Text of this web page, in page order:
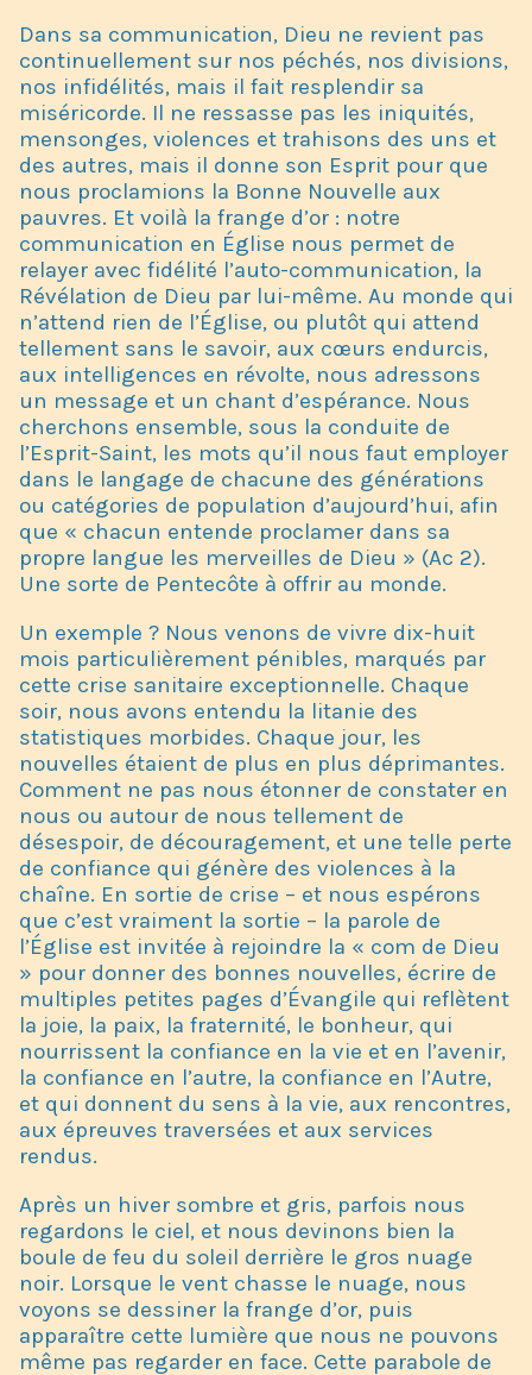
Dans sa communication, Dieu ne revient pas
continuellement sur nos péchés, nos divisions,
nos infidélités, mais il fait resplendir sa
miséricorde. Il ne ressasse pas les iniquités,
mensonges, violences et trahisons des uns et
des autres, mais il donne son Esprit pour que
nous proclamions la Bonne Nouvelle aux
pauvres. Et voilà la frange d’or : notre
communication en Église nous permet de
relayer avec fidélité l’auto-communication, la
Révélation de Dieu par lui-même. Au monde qui
n’attend rien de l’Église, ou plutôt qui attend
tellement sans le savoir, aux cœurs endurcis,
aux intelligences en révolte, nous adressons
un message et un chant d’espérance. Nous
cherchons ensemble, sous la conduite de
l’Esprit-Saint, les mots qu’il nous faut employer
dans le langage de chacune des générations
ou catégories de population d’aujourd’hui, afin
que « chacun entende proclamer dans sa
propre langue les merveilles de Dieu » (Ac 2).
Une sorte de Pentecôte à offrir au monde.
Un exemple ? Nous venons de vivre dix-huit
mois particulièrement pénibles, marqués par
cette crise sanitaire exceptionnelle. Chaque
soir, nous avons entendu la litanie des
statistiques morbides. Chaque jour, les
nouvelles étaient de plus en plus déprimantes.
Comment ne pas nous étonner de constater en
nous ou autour de nous tellement de
désespoir, de découragement, et une telle perte
de confiance qui génère des violences à la
chaîne. En sortie de crise – et nous espérons
que c’est vraiment la sortie – la parole de
l’Église est invitée à rejoindre la « com de Dieu
» pour donner des bonnes nouvelles, écrire de
multiples petites pages d’Évangile qui reflètent
la joie, la paix, la fraternité, le bonheur, qui
nourrissent la confiance en la vie et en l’avenir,
la confiance en l’autre, la confiance en l’Autre,
et qui donnent du sens à la vie, aux rencontres,
aux épreuves traversées et aux services
rendus.
Après un hiver sombre et gris, parfois nous
regardons le ciel, et nous devinons bien la
boule de feu du soleil derrière le gros nuage
noir. Lorsque le vent chasse le nuage, nous
voyons se dessiner la frange d’or, puis
apparaître cette lumière que nous ne pouvons
même pas regarder en face. Cette parabole de